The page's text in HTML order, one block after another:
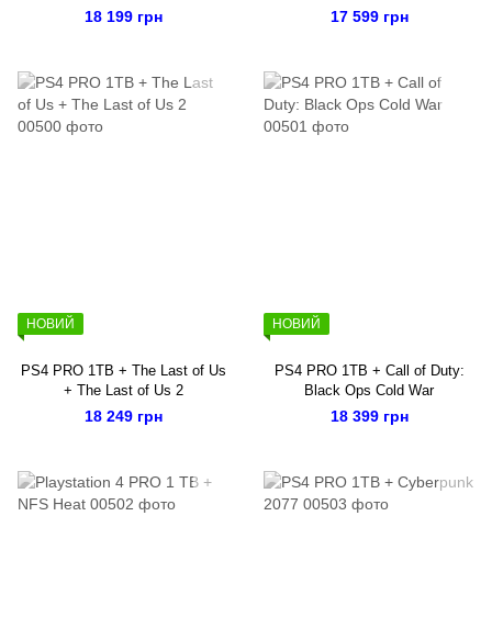
18 199 грн 17 599 грн
НОВИЙ
PS4 PRO 1TB + The Last of Us
+ The Last of Us 2
18 249 грн
НОВИЙ
PS4 PRO 1TB + Call of Duty:
Black Ops Cold War
18 399 грн